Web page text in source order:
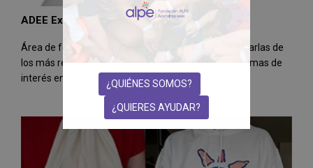
ADEE Expertos. Formación
Área de formación de pacientes y profesionales. Charlas de
los más reputados especialistas del mundo sobre temas de
interés en las ADEE
¿QUIÉNES SOMOS?
¿QUIERES AYUDAR?